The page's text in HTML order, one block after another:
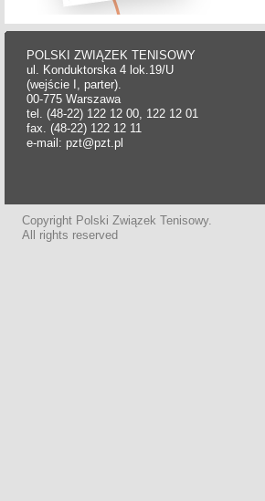
POLSKI ZWIĄZEK TENISOWY
ul. Konduktorska 4 lok.19/U
(wejście I, parter).
00-775 Warszawa
tel. (48-22) 122 12 00, 122 12 01
fax. (48-22) 122 12 11
e-mail: pzt@pzt.pl
Copyright Polski Związek Tenisowy.
All rights reserved